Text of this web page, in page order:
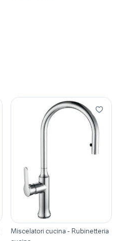
Miscelatori cucina - Rubinetteria